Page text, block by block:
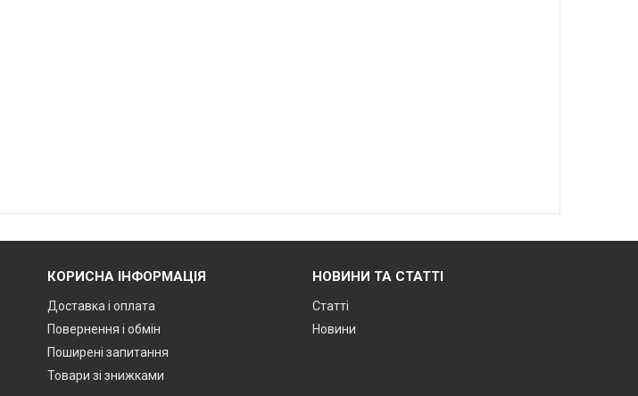
КОРИСНА ІНФОРМАЦІЯ
Доставка і оплата
Повернення і обмін
Поширені запитання
Товари зі знижками
НОВИНИ ТА СТАТТІ
Статті
Новини